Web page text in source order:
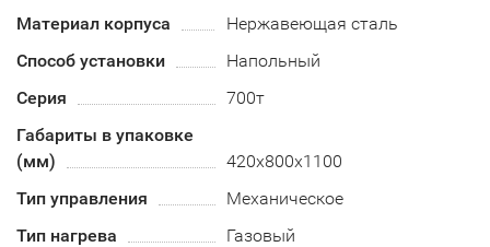
Материал корпуса
Нержавеющая сталь
Способ установки
Напольный
Серия
700т
Габариты в упаковке
(мм)
420х800х1100
Тип управления
Механическое
Тип нагрева
Газовый